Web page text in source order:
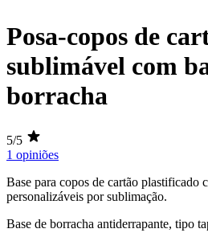
Posa-copos de
sublimável com
borracha
5/5
1 opiniões
Base para copos de cartão plastificado
personalizáveis porsublimação.
Base de borracha antiderrapante, tipo